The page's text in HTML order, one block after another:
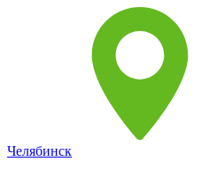
Челябинск